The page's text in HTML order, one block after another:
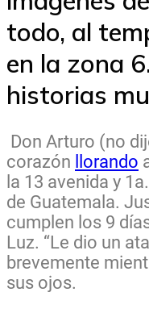
todo, al
en la zona
historias
Don Arturo (no
corazón
llorando
la 13 avenida y
de Guatemala.
cumplen los 9
Luz. “Le dio un
brevemente
sus ojos.